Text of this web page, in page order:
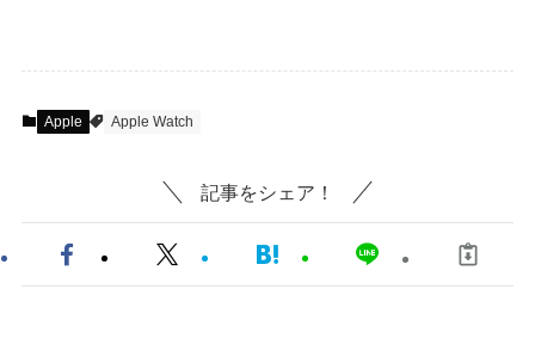
Apple Apple Watch
記事をシェア！